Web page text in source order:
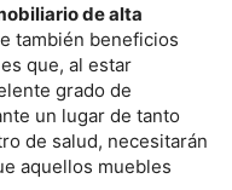
de alta
también beneficios
que, al estar
grado de
un lugar de tanto
de salud, necesitarán
aquellos muebles